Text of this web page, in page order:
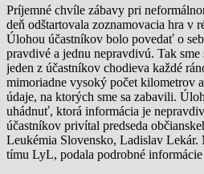
Príjemné chvíle zábavy pri
deň odštartovala zoznamovacia hra v
Úlohou účastníkov bolo povedať o
pravdivé a jednu nepravdivú. Tak
jeden z účastníkov chodieva každé
mimoriadne vysoký počet kilometrov
údaje, na ktorých sme sa zabavili.
uhádnuť, ktorá informácia je
účastníkov privítal predseda
Leukémia Slovensko, Ladislav
tímu LyL, podala podrobné informácie